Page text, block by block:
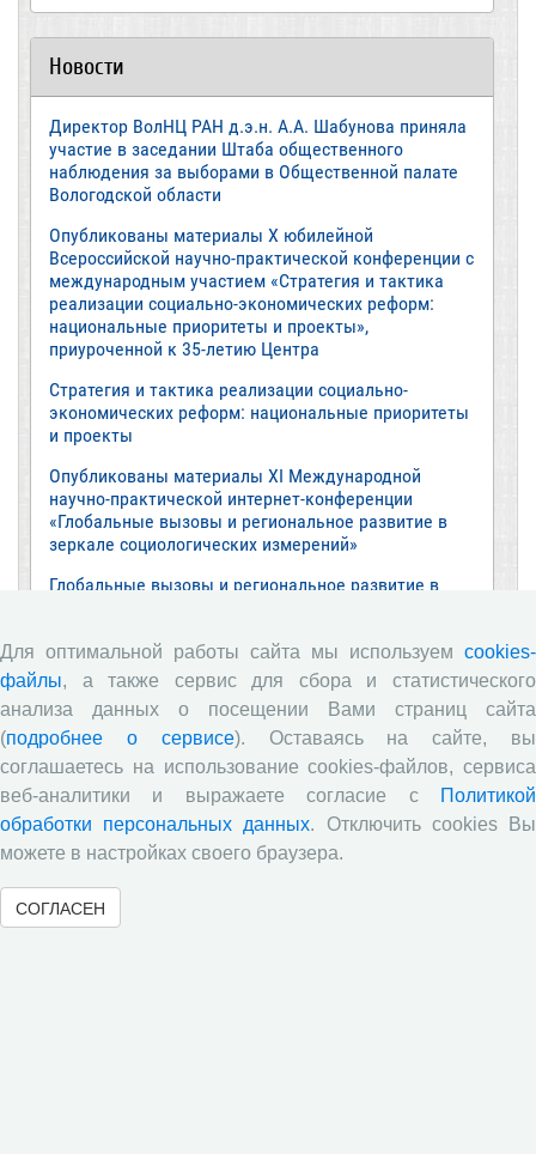
Новости
Директор ВолНЦ РАН д.э.н. А.А. Шабунова приняла
участие в заседании Штаба общественного
наблюдения за выборами в Общественной палате
Вологодской области
Опубликованы материалы X юбилейной
Всероссийской научно-практической конференции с
международным участием «Стратегия и тактика
реализации социально-экономических реформ:
национальные приоритеты и проекты»,
приуроченной к 35-летию Центра
Стратегия и тактика реализации социально-
экономических реформ: национальные приоритеты
и проекты
Опубликованы материалы XI Международной
научно-практической интернет-конференции
«Глобальные вызовы и региональное развитие в
зеркале социологических измерений»
Глобальные вызовы и региональное развитие в
Все сообщения »
Обзор научных публикаций
Е.В. Лукин: обзор заметки «Вологодчина
«взлетела» в рейтинге промышленного
производства», газета «Красный север», № 74, 11
июля, 2018 г.
Экспертное мнение А.И. Поваровой: обзор
статьи «Регионам хватит денег», газета «Известия»,
Для оптимальной работы сайта мы используем cookies-
файлы, а также сервис для сбора и статистического
анализа данных о посещении Вами страниц сайта
(подробнее о сервисе). Оставаясь на сайте, вы
соглашаетесь на использование cookies-файлов, сервиса
веб-аналитики и выражаете согласие с
Политикой
обработки персональных данных. Отключить cookies Вы
можете в настройках своего браузера.
СОГЛАСЕН